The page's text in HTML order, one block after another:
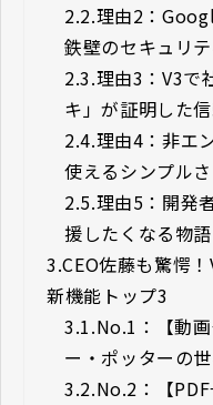
2.2.理由2：
鉄壁のセキュリテ
2.3.理由3：V3で
キ」が証明した
2.4.理由4：非エ
使えるシンプルさ
2.5.理由5：開発
援したくなる物語
3.CEO佐藤も驚愕
新機能トップ3
3.1.No.1：【動
ー・ポッターの
3.2.No.2：【